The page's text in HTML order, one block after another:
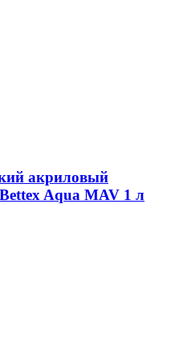
акриловый
Aqua MAV 1 л